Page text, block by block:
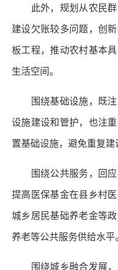
此外，规划从农民群
建设欠账较多问题，创
板工程，推动农村基本
生活空间。
围绕基础设施，既注
设施建设和管护，也注
置基础设施，避免重复建
围绕公共服务，回应
提高医保基金在县乡村
城乡居民基础养老金等
养老等公共服务供给水平
围绕城乡融合发展，